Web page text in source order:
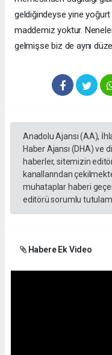
geldiğindeyse yine yoğurt
maddemiz yoktur.
gelmişse biz de aynı
Anadolu Ajansı (AA),
Haber Ajansı (DHA) ve
haberler, sitemizin
kanallarından
muhataplar haberi
editörü sorumlu
Habere Ek Video